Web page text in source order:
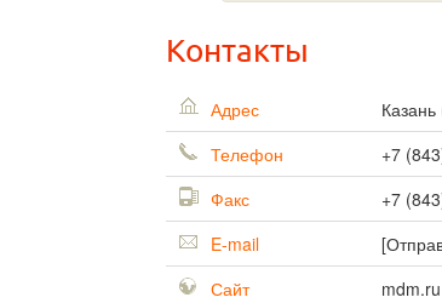
Контакты
Адрес Казань
Телефон
+7
Факс
+7
E-mail
Сайт
mdm.ru